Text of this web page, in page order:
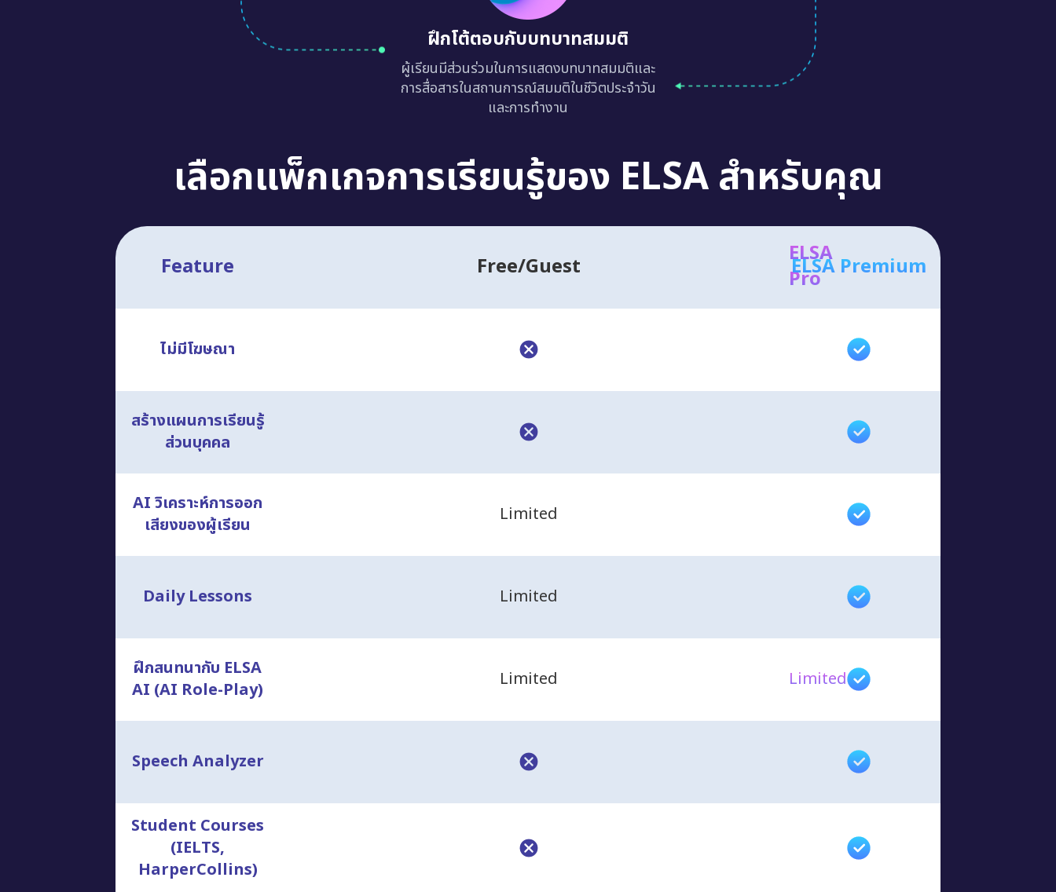
ฝึกโต้ตอบกับบทบาทสมมติ
ผู้เรียนมีส่วนร่วมในการแสดงบทบาทสมมติและ
การสื่อสารในสถานการณ์สมมติในชีวิตประจำวัน
และการทำงาน
เลือกแพ็กเกจการเรียนรู้ของ ELSA สำหรับคุณ
Feature Free/Guest
ELSA
Pro
ELSA Premium
ไม่มีโฆษณา
สร้างแผนการเรียนรู้
ส่วนบุคคล
AI วิเคราะห์การออก
เสียงของผู้เรียน
Limited
Daily Lessons Limited
ฝึกสนทนากับ ELSA
AI (AI Role-Play)
Limited Limited
Speech Analyzer
Student Courses
(IELTS,
HarperCollins)